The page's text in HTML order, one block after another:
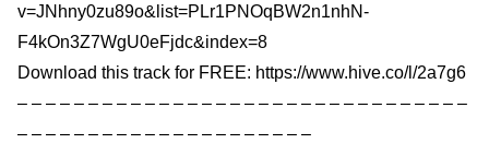
v=JNhny0zu89o&list=PLr1PNOqBW2n1nhN-
F4kOn3Z7WgU0eFjdc&index=8
Download this track for FREE: https://www.hive.co/l/2a7g6
– – – – – – – – – – – – – – – – – – – – – – – – – – – – – – – –
– – – – – – – – – – – – – – – – – – – – –